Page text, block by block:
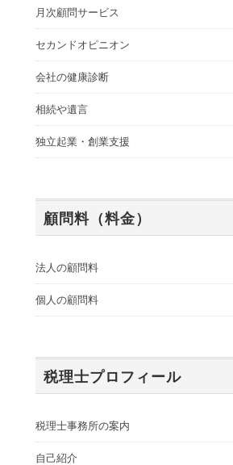
月次顧問サービス
セカンドオピニオン
会社の健康診断
相続や遺言
独立起業・創業支援
顧問料（料金）
法人の顧問料
個人の顧問料
税理士プロフィール
税理士事務所の案内
自己紹介